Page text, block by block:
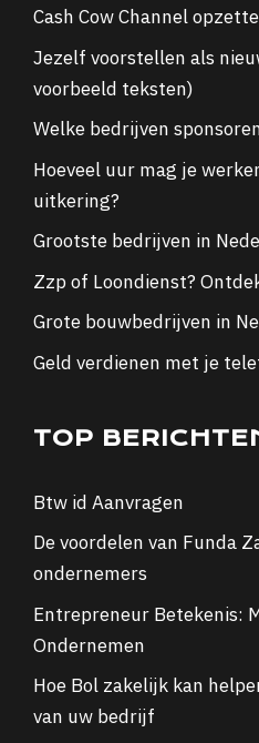
Cash Cow Channel
Jezelf voorstellen als
voorbeeld teksten)
Welke bedrijven
Hoeveel uur mag je
uitkering?
Grootste bedrijven in
Zzp of Loondienst?
Grote bouwbedrijven in
Geld verdienen met je
TOP
Btw id Aanvragen
De voordelen van Funda
ondernemers
Entrepreneur Betekenis:
Ondernemen
Hoe Bol zakelijk kan
van uw bedrijf